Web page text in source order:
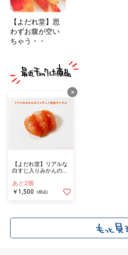
【よだれ堂】思
わずお腹が空い
ちゃう・・
×
【よだれ堂】リアルな
白すじ入りみかんのミ
キーホルダー
あと2個
￥1,500
(税込)